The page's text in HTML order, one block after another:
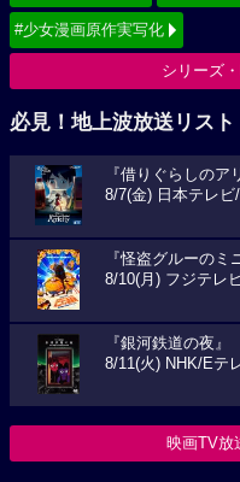
#少女漫画原作実写化
シリーズ
必見！地上波放送リスト
『借りぐらしのア
8/7(金) 日本テレ
『怪盗グルーのミ
8/10(月) フジテレ
『銀河鉄道の夜』
8/11(火) NHK/Eテ
映画TV放